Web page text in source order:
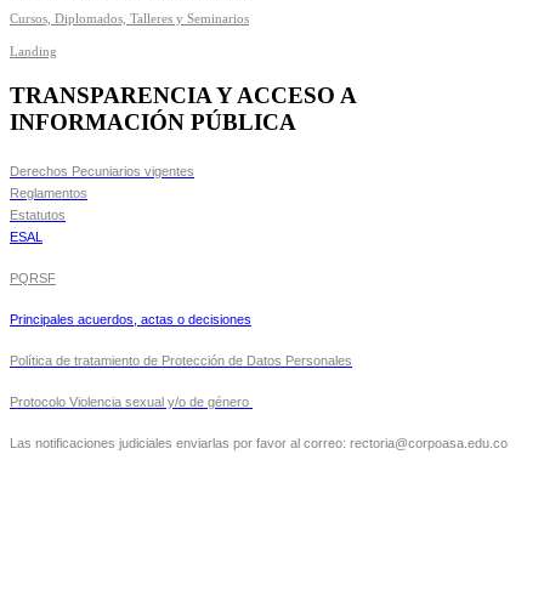
Cursos, Diplomados, Talleres y Seminarios
Landing
TRANSPARENCIA Y ACCESO A
INFORMACIÓN PÚBLICA
Derechos Pecuniarios vigentes
Reglamentos
Estatutos
ESAL
PQRSF
Principales acuerdos, actas o decisiones
Política de tratamiento de Protección de Datos Personales
Protocolo Violencia sexual y/o de género
Las notificaciones judiciales enviarlas por favor al correo: rectoria@corpoasa.edu.co